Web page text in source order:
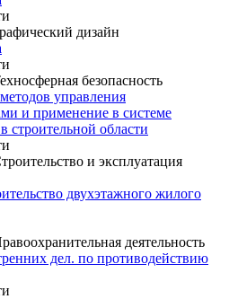
дизайн
безопасность
управления
и применение в системе
строительной области
и эксплуатация
двухэтажного жилого
деятельность
дел. по противодействию